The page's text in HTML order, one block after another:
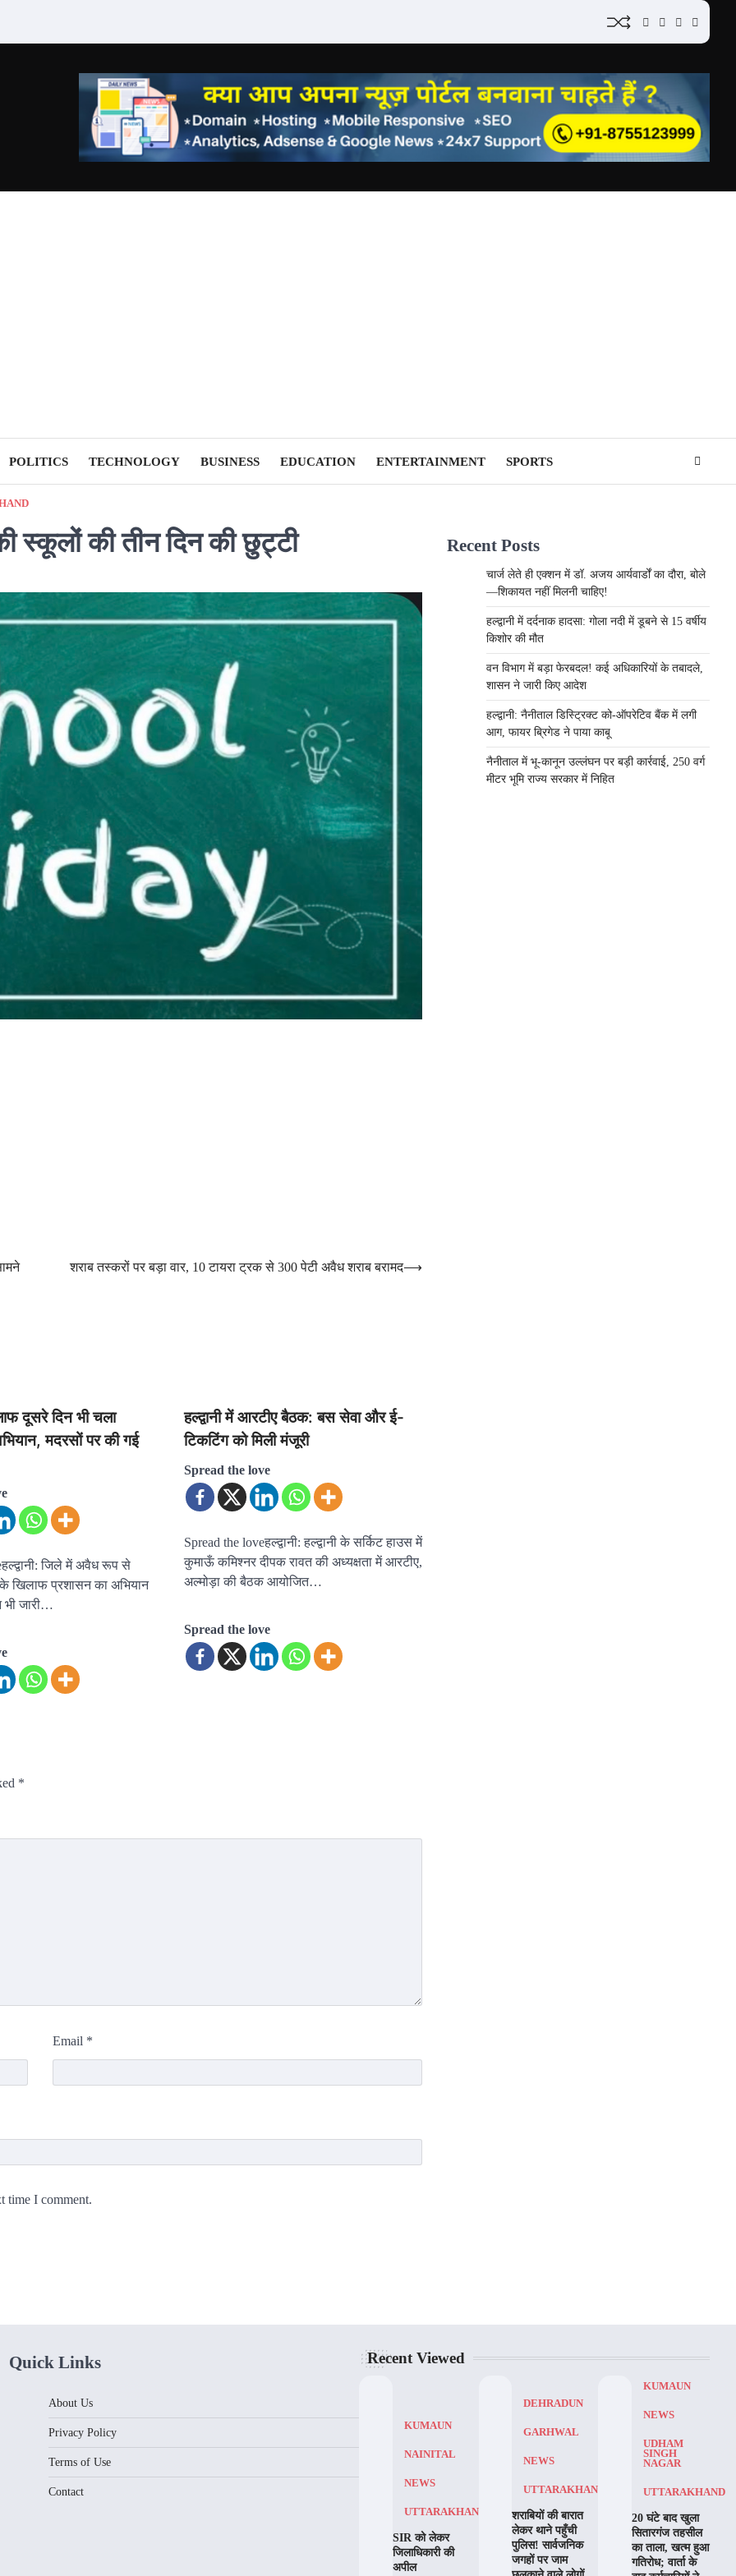
YouTube
Instagram
Facebook
POLITICS TECHNOLOGY BUSINESS EDUCATION ENTERTAINMENT SPORTS
स्कूलों की तीन दिन की छुट्टी
शराब तस्करों पर बड़ा वार, 10 टायरा ट्रक से 300 पेटी अवैध शराब बरामद⟶
दूसरे दिन भी चला
मदरसों पर की गई
जिले में अवैध रूप से
खिलाफ प्रशासन का अभियान
भी जारी…
हल्द्वानी में आरटीए बैठक: बस सेवा और ई-
टिकटिंग को मिली मंजूरी
Spread the love
Spread the loveहल्द्वानी: हल्द्वानी के सर्किट हाउस में
कुमाऊँ कमिश्नर दीपक रावत की अध्यक्षता में आरटीए,
अल्मोड़ा की बैठक आयोजित…
Spread the love
*
Email *
time I comment.
Recent Posts
चार्ज लेते ही एक्शन में डॉ. अजय आर्यवार्डों का दौरा, बोले
—शिकायत नहीं मिलनी चाहिए!
हल्द्वानी में दर्दनाक हादसा: गोला नदी में डूबने से 15 वर्षीय
किशोर की मौत
वन विभाग में बड़ा फेरबदल! कई अधिकारियों के तबादले,
शासन ने जारी किए आदेश
हल्द्वानी: नैनीताल डिस्ट्रिक्ट को-ऑपरेटिव बैंक में लगी
आग, फायर ब्रिगेड ने पाया काबू
नैनीताल में भू-कानून उल्लंघन पर बड़ी कार्रवाई, 250 वर्ग
मीटर भूमि राज्य सरकार में निहित
Quick Links
About Us
Privacy Policy
Terms of Use
Contact
Recent Viewed
KUMAUN
NAINITAL
NEWS
UTTARAKHAND
SIR को लेकर
जिलाधिकारी की
अपील
DEHRADUN
GARHWAL
NEWS
UTTARAKHAND
शराबियों की बारात
लेकर थाने पहुँची
पुलिस! सार्वजनिक
जगहों पर जाम
KUMAUN
NEWS
UDHAM
SINGH
NAGAR
UTTARAKHAND
20 घंटे बाद खुला
सितारगंज तहसील
का ताला, खत्म हुआ
गतिरोध; वार्ता के